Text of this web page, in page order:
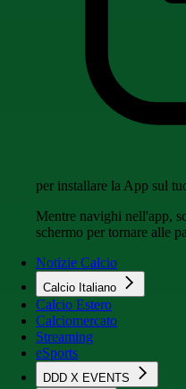
per installare la App sul
Mentre navighi nell'app,
schermo per tornare alle
Notizie Calcio
Calcio Italiano
Calcio Estero
Calciomercato
Streaming
eSports
DDD X EVENTS